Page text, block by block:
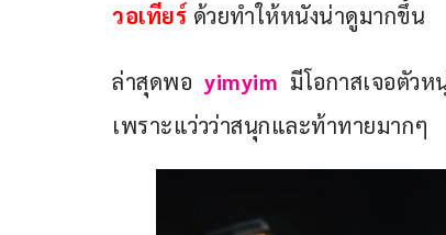
วอเทียร์ ด้วยทำให้หนังน่าดูมากขึ้น
ล่าสุดพอ yimyim มีโอกาสเจอตัว
เพราะแว่วว่าสนุกและท้าทายมากๆ